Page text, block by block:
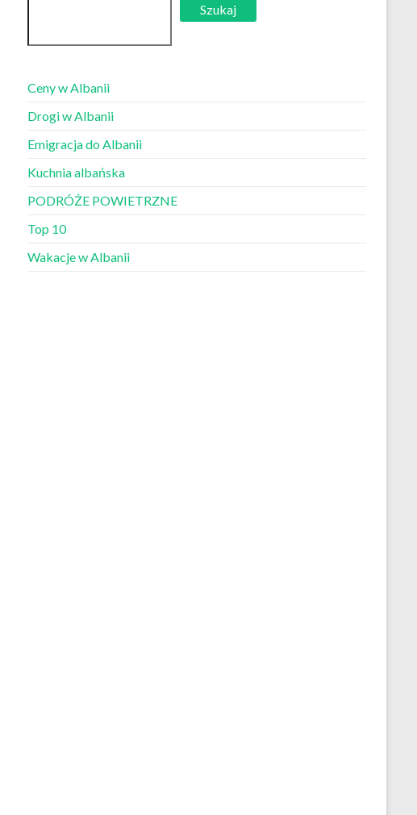
Szukaj
Ceny w Albanii
Drogi w Albanii
Emigracja do Albanii
Kuchnia albańska
PODRÓŻE POWIETRZNE
Top 10
Wakacje w Albanii